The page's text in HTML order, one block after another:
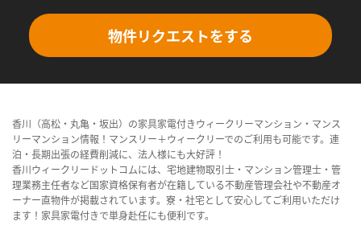
物件リクエストをする
香川（高松・丸亀・坂出）の家具家電付きウィークリーマンション・マンス
リーマンション情報！マンスリー＋ウィークリーでのご利用も可能です。連
泊・長期出張の経費削減に、法人様にも大好評！
香川ウィークリードットコムには、宅地建物取引士・マンション管理士・管
理業務主任者など国家資格保有者が在籍している不動産管理会社や不動産オ
ーナー直物件が掲載されています。寮・社宅として安心してご利用いただけ
ます！家具家電付きで単身赴任にも便利です。